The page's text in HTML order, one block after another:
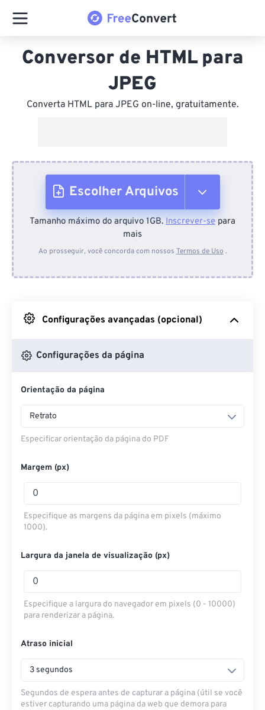
Conversor de HTML para
JPEG
Converta HTML para JPEG on-line, gratuitamente.
Escolher Arquivos
Do dispositivo
Do Google Drive
Do OneDrive
Entrar na página da web
Tamanho máximo do arquivo 1GB. Inscrever-se para
mais
Ao prosseguir, você concorda com nossos Termos de Uso .
Configurações avançadas (opcional)
Configurações da página
Orientação da página
Retrato
Especificar orientação da página do PDF
Margem (px)
Especifique as margens da página em pixels (máximo
1000).
Largura da janela de visualização (px)
Especifique a largura do navegador em pixels (0 - 10000)
para renderizar a página.
Atraso inicial
3 segundos
Segundos de espera antes de capturar a página (útil se você
estiver capturando uma página da web que demora para